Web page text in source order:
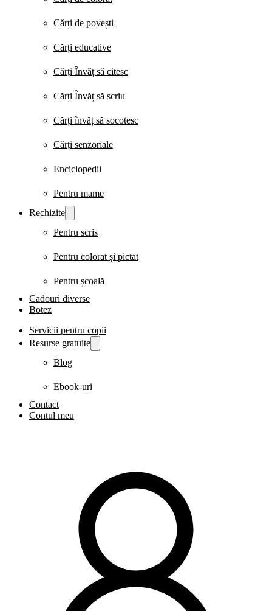
Cărți de povești
Cărți educative
Cărți Învăț să citesc
Cărți Învăț să scriu
Cărți învăț să socotesc
Cărți senzoriale
Enciclopedii
Pentru mame
Rechizite
Pentru scris
Pentru colorat și pictat
Pentru școală
Cadouri diverse
Botez
Servicii pentru copii
Resurse gratuite
Blog
Ebook-uri
Contact
Contul meu